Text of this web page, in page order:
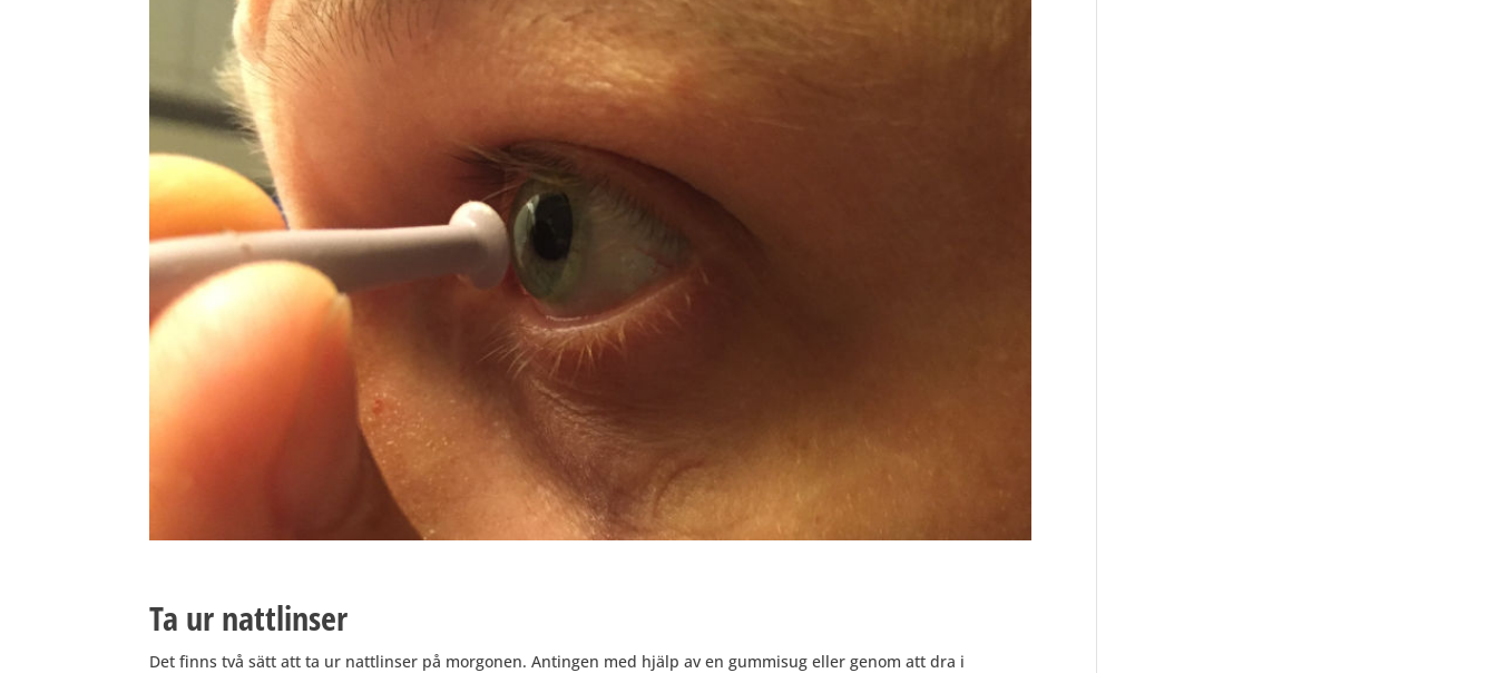
Ta ur nattlinser
Det finns två sätt att ta ur nattlinser på morgonen. Antingen med hjälp av en gummisug eller genom att dra i